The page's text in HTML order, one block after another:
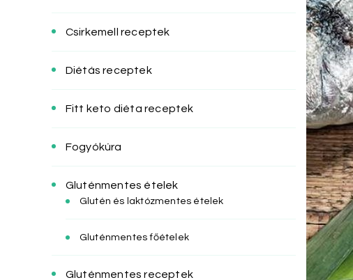
Csirkemell receptek
Diétás receptek
Fitt keto diéta receptek
Fogyókúra
Gluténmentes ételek
Glutén és laktózmentes ételek
Gluténmentes főételek
Gluténmentes receptek